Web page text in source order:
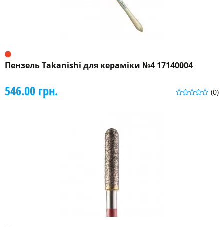
Пензель Takanishi для кераміки №4 17140004
(0)
546.00 грн.